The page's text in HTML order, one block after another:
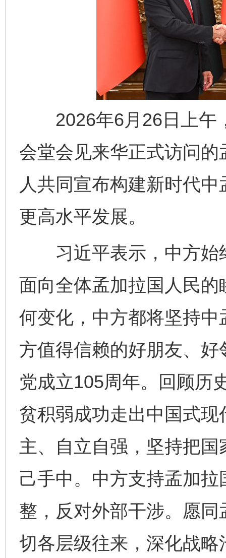
2026年6月26日上午
会堂会见来华正式访问
人共同宣布构建新时代
更高水平发展。
习近平表示，中方始
面向全体孟加拉国人民
何变化，中方都将坚持
方值得信赖的好朋友、
党成立105周年。回顾历
贫积弱成功走出中国式
主、自立自强，坚持把
己手中。中方支持孟加
整，反对外部干涉。愿
切各层级往来，深化战